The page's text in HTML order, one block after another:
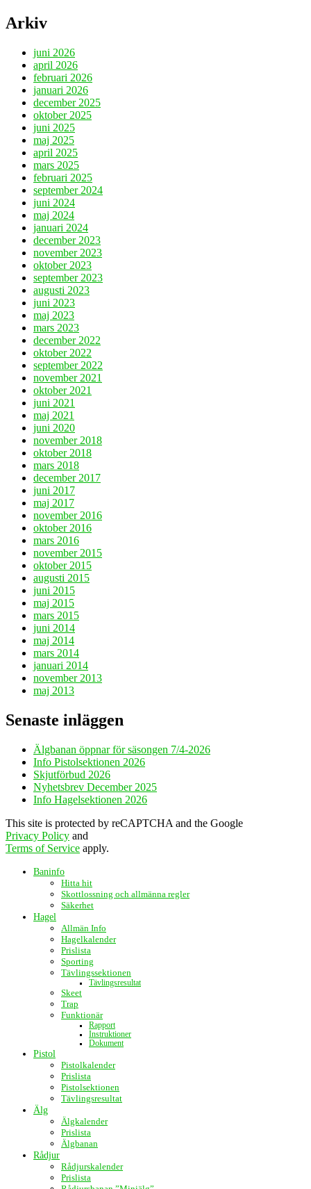
Arkiv
juni 2026
april 2026
februari 2026
januari 2026
december 2025
oktober 2025
juni 2025
maj 2025
april 2025
mars 2025
februari 2025
september 2024
juni 2024
maj 2024
januari 2024
december 2023
november 2023
oktober 2023
september 2023
augusti 2023
juni 2023
maj 2023
mars 2023
december 2022
oktober 2022
september 2022
november 2021
oktober 2021
juni 2021
maj 2021
juni 2020
november 2018
oktober 2018
mars 2018
december 2017
juni 2017
maj 2017
november 2016
oktober 2016
mars 2016
november 2015
oktober 2015
augusti 2015
juni 2015
maj 2015
mars 2015
juni 2014
maj 2014
mars 2014
januari 2014
november 2013
maj 2013
Senaste inläggen
Älgbanan öppnar för säsongen 7/4-2026
Info Pistolsektionen 2026
Skjutförbud 2026
Nyhetsbrev December 2025
Info Hagelsektionen 2026
This site is protected by reCAPTCHA and the Google
Privacy Policy and
Terms of Service apply.
Baninfo
Hitta hit
Skottlossning och allmänna regler
Säkerhet
Hagel
Allmän Info
Hagelkalender
Prislista
Sporting
Tävlingssektionen
Tävlingsresultat
Skeet
Trap
Funktionär
Rapport
Instruktioner
Dokument
Pistol
Pistolkalender
Prislista
Pistolsektionen
Tävlingsresultat
Älg
Älgkalender
Prislista
Älgbanan
Rådjur
Rådjurskalender
Prislista